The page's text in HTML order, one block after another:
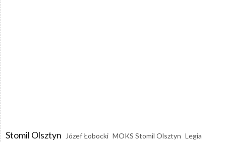
Stomil Olsztyn Józef Łobocki MOKS Stomil Olsztyn Legia